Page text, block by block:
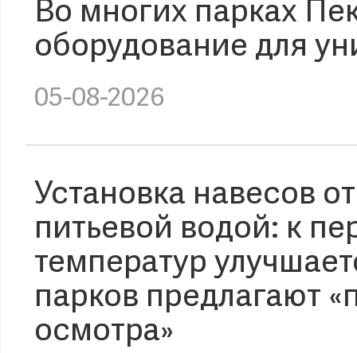
Во многих парках
оборудование для
05-08-2026
Установка навесов
питьевой водой: к
температур
парков предлагают
осмотра»